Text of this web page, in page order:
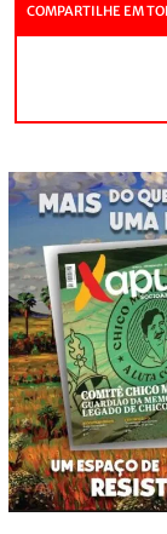
COMPARTILHE EM